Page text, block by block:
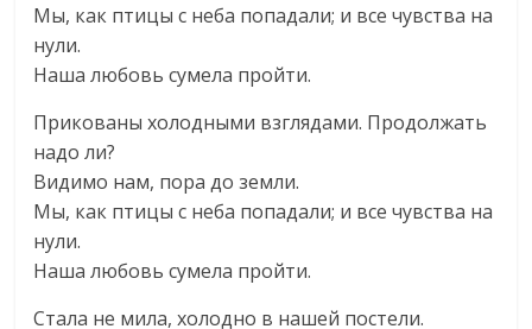
Мы, как птицы с неба попадали; и все чувства на
нули.
Наша любовь сумела пройти.
Прикованы холодными взглядами. Продолжать
надо ли?
Видимо нам, пора до земли.
Мы, как птицы с неба попадали; и все чувства на
нули.
Наша любовь сумела пройти.
Стала не мила, холодно в нашей постели.